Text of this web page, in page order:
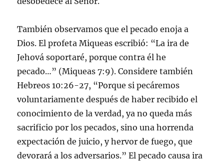
También observamos que el pecado enoja a
Dios. El profeta Miqueas escribió: “La ira de
Jehová soportaré, porque contra él he
pecado…” (Miqueas 7:9). Considere también
Hebreos 10:26-27, “Porque si pecáremos
voluntariamente después de haber recibido el
conocimiento de la verdad, ya no queda más
sacrificio por los pecados, sino una horrenda
expectación de juicio, y hervor de fuego, que
devorará a los adversarios.” El pecado causa ira